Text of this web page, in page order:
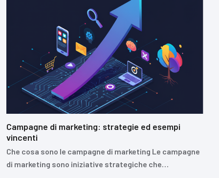
Campagne di marketing: strategie ed esempi
vincenti
Che cosa sono le campagne di marketing Le campagne
di marketing sono iniziative strategiche che…